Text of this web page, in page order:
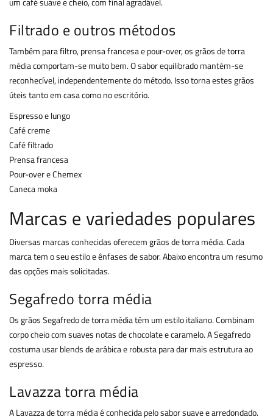
Filtrado e outros métodos
Também para filtro, prensa francesa e pour-over, os grãos de torra
média comportam-se muito bem. O sabor equilibrado mantém-se
reconhecível, independentemente do método. Isso torna estes grãos
úteis tanto em casa como no escritório.
Espresso e lungo
Café creme
Café filtrado
Prensa francesa
Pour-over e Chemex
Caneca moka
Marcas e variedades populares
Diversas marcas conhecidas oferecem grãos de torra média. Cada
marca tem o seu estilo e ênfases de sabor. Abaixo encontra um resumo
das opções mais solicitadas.
Segafredo torra média
Os grãos Segafredo de torra média têm um estilo italiano. Combinam
corpo cheio com suaves notas de chocolate e caramelo. A Segafredo
costuma usar blends de arábica e robusta para dar mais estrutura ao
espresso.
Lavazza torra média
A Lavazza de torra média é conhecida pelo sabor suave e arredondado.